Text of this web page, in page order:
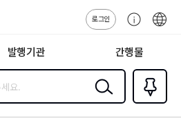
로그인
센
발행기관 간행물
검색
즐겨찾
기0